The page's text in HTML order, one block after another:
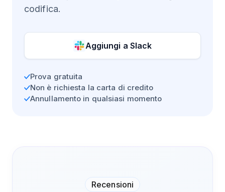
codifica.
Aggiungi a Slack
Prova gratuita
Non è richiesta la carta di credito
Annullamento in qualsiasi momento
Recensioni